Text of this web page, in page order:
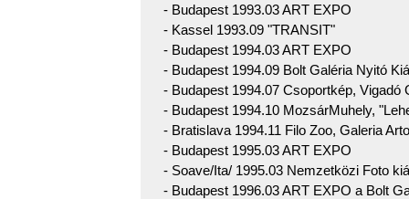
- Budapest 1993.03 ART EXPO
- Kassel 1993.09 "TRANSIT"
- Budapest 1994.03 ART EXPO
- Budapest 1994.09 Bolt Galéria Nyitó
- Budapest 1994.07 Csoportkép, Vigadó
- Budapest 1994.10 MozsárMuhely,
- Bratislava 1994.11 Filo Zoo, Galeria
- Budapest 1995.03 ART EXPO
- Soave/Ita/ 1995.03 Nemzetközi Foto
- Budapest 1996.03 ART EXPO a Bolt